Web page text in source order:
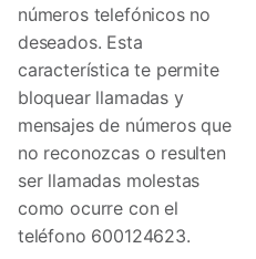
números telefónicos no
deseados. Esta
característica te permite
bloquear llamadas y
mensajes de números que
no reconozcas o resulten
ser llamadas molestas
como ocurre con el
teléfono 600124623.